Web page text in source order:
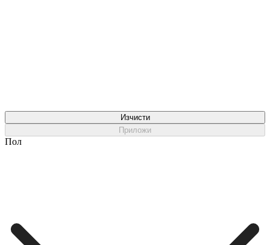
Изчисти
Приложи
Пол